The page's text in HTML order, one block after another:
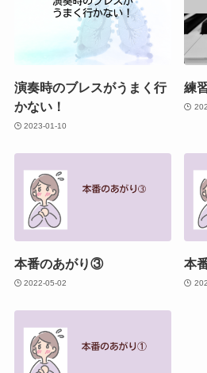
演奏時のブレスがうまく行
かない！
2023-01-10
練
本番のあがり③
2022-05-02
本